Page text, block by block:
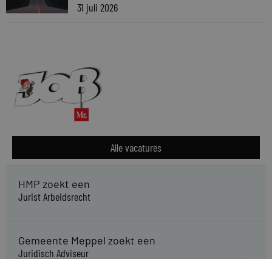
31 juli 2026
Alle vacatures
HMP zoekt een
Jurist Arbeidsrecht
Gemeente Meppel zoekt een
Juridisch Adviseur